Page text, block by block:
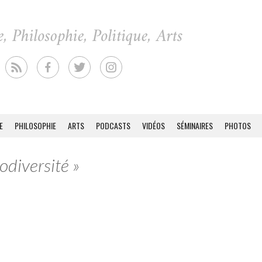
PHILOSOPHIE ARTS PODCASTS VIDÉOS SÉMINAIRES PHOTOS
»